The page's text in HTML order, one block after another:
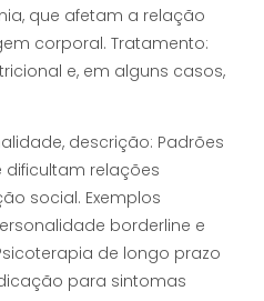
que afetam a relação
corporal. Tratamento:
e, em alguns casos,
descrição: Padrões
relações
social. Exemplos
borderline e
de longo prazo
para sintomas